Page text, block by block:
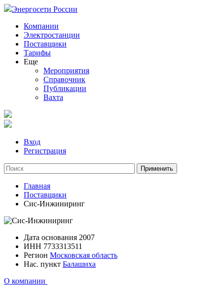
Энергосети России
Компании
Электростанции
Поставщики
Тарифы
Еще
Мероприятия
Справочник
Публикации
Вахта
Вход
Регистрация
Главная
Поставщики
Сис-Инжиниринг
Дата основания 2007
ИНН 7733313511
Регион Московская область
Нас. пункт Балашиха
О компании